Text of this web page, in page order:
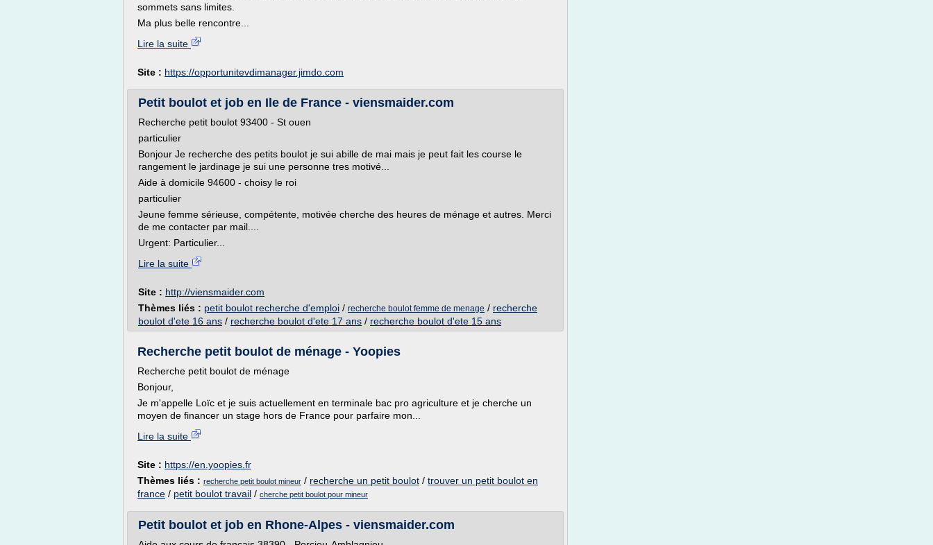
sommets sans limites.
Ma plus belle rencontre...
Lire la suite
Site : https://opportunitevdimanager.jimdo.com
Petit boulot et job en Ile de France - viensmaider.com
Recherche petit boulot 93400 - St ouen
particulier
Bonjour Je recherche des petits boulot je sui abille de mai mais je peut fait les course le
rangement le jardinage je sui une personne tres motivé...
Aide à domicile 94600 - choisy le roi
particulier
Jeune femme sérieuse, compétente, motivée cherche des heures de ménage et autres. Merci
de me contacter par mail....
Urgent: Particulier...
Lire la suite
Site : http://viensmaider.com
Thèmes liés : petit boulot recherche d'emploi / recherche boulot femme de menage / recherche
boulot d'ete 16 ans / recherche boulot d'ete 17 ans / recherche boulot d'ete 15 ans
Recherche petit boulot de ménage - Yoopies
Recherche petit boulot de ménage
Bonjour,
Je m'appelle Loïc et je suis actuellement en terminale bac pro agriculture et je cherche un
moyen de financer un stage hors de France pour parfaire mon...
Lire la suite
Site : https://en.yoopies.fr
Thèmes liés : recherche petit boulot mineur / recherche un petit boulot / trouver un petit boulot en
france / petit boulot travail / cherche petit boulot pour mineur
Petit boulot et job en Rhone-Alpes - viensmaider.com